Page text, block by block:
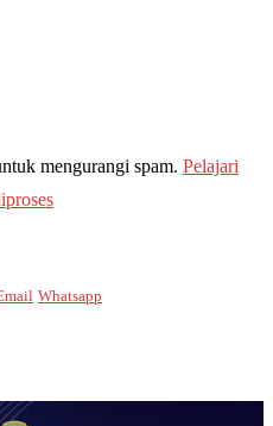
mengurangi spam. Pelajari
Whatsapp